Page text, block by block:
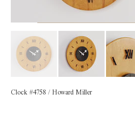
Clock #4758 / Howard Miller